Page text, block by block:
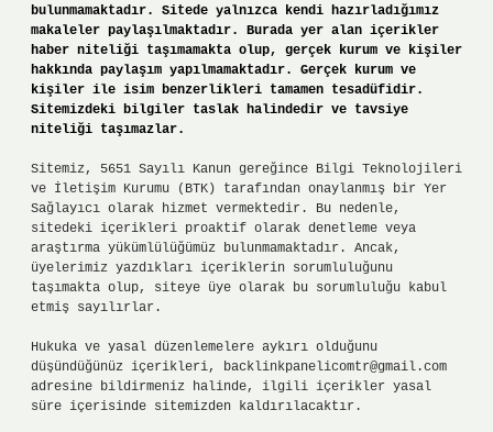
bulunmamaktadır. Sitede yalnızca kendi hazırladığımız
makaleler paylaşılmaktadır. Burada yer alan içerikler
haber niteliği taşımamakta olup, gerçek kurum ve kişiler
hakkında paylaşım yapılmamaktadır. Gerçek kurum ve
kişiler ile isim benzerlikleri tamamen tesadüfidir.
Sitemizdeki bilgiler taslak halindedir ve tavsiye
niteliği taşımazlar.
Sitemiz, 5651 Sayılı Kanun gereğince Bilgi Teknolojileri
ve İletişim Kurumu (BTK) tarafından onaylanmış bir Yer
Sağlayıcı olarak hizmet vermektedir. Bu nedenle,
sitedeki içerikleri proaktif olarak denetleme veya
araştırma yükümlülüğümüz bulunmamaktadır. Ancak,
üyelerimiz yazdıkları içeriklerin sorumluluğunu
taşımakta olup, siteye üye olarak bu sorumluluğu kabul
etmiş sayılırlar.
Hukuka ve yasal düzenlemelere aykırı olduğunu
düşündüğünüz içerikleri, backlinkpanelicomtr@gmail.com
adresine bildirmeniz halinde, ilgili içerikler yasal
süre içerisinde sitemizden kaldırılacaktır.